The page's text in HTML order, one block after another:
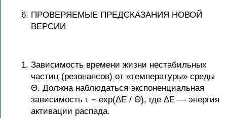
ПРОВЕРЯЕМЫЕ ПРЕДСКАЗАНИЯ НОВОЙ
ВЕРСИИ
Зависимость времени жизни нестабильных
частиц (резонансов) от «температуры» среды
Θ. Должна наблюдаться экспоненциальная
зависимость τ ~ exp(ΔE / Θ), где ΔE — энергия
активации распада.